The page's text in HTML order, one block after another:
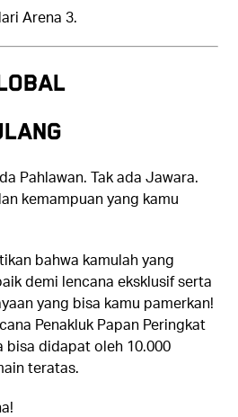
Arena 3.
Pahlawan. Tak ada Jawara.
kemampuan yang kamu
bahwa kamulah yang
demi lencana eksklusif serta
yang bisa kamu pamerkan!
Penakluk Papan Peringkat
bisa didapat oleh 10.000
teratas.